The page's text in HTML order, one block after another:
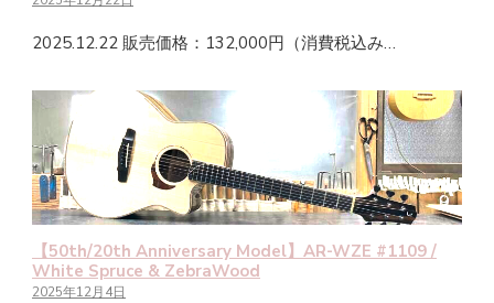
2025.12.22 販売価格：132,000円（消費税込み…
【50th/20th Anniversary Model】AR-WZE #1109 /
White Spruce & ZebraWood
2025年12月4日